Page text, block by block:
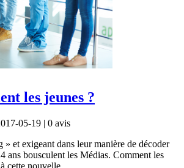
les jeunes ?
05-19 | 0 avis
» et exigeant dans leur manière de décoder
ans bousculent les Médias. Comment les
cette nouvelle...